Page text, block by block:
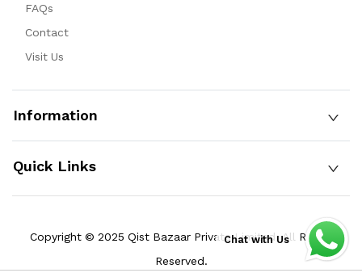
FAQs
Contact
Visit Us
Information
Quick Links
Copyright © 2025 Qist Bazaar Private Limited. All Rights
Reserved.
Chat with Us